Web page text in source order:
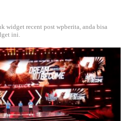
widget recent post wpberita, anda bisa
ini.